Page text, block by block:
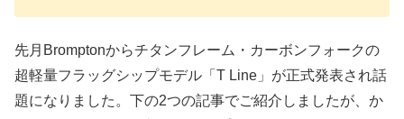
先月Bromptonからチタンフレーム・カーボンフォークの
超軽量フラッグシップモデル「T Line」が正式発表され話
題になりました。下の2つの記事でご紹介しましたが、か